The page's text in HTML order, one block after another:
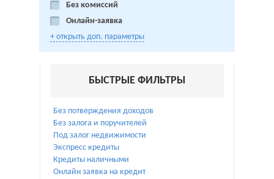
Без комиссий
Онлайн-заявка
+ открыть доп. параметры
БЫСТРЫЕ ФИЛЬТРЫ
Без потверждения доходов
Без залога и поручителей
Под залог недвижимости
Экспресс кредиты
Кредиты наличными
Онлайн заявка на кредит